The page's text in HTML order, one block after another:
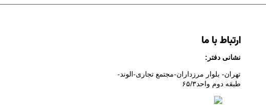
ارتباط با ما
نشانی دفتر:
تهران- بلوار مرزداران-مجتمع تجاری-الوند-
طبقه دوم واحد۶ ۵/۳